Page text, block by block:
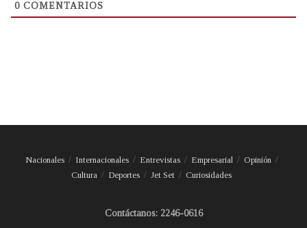
0 COMENTARIOS
Nacionales Internacionales Entrevistas Empresarial
Opinión
Cultura
Deportes Jet Set Curiosidades
Contáctanos: 2246-0616